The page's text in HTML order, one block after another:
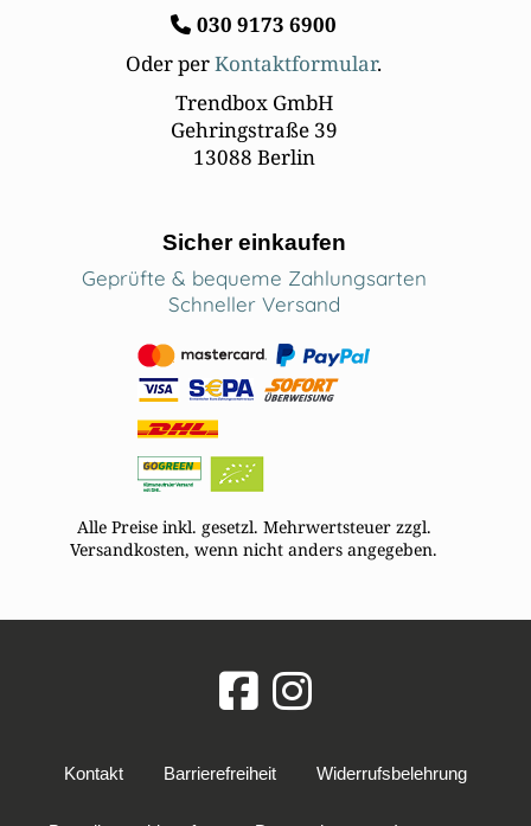
030 9173 6900
Oder perKontaktformular.
Trendbox GmbH
Gehringstraße 39
13088 Berlin
Sicher einkaufen
Geprüfte & bequeme Zahlungsarten
Schneller Versand
Alle Preise inkl. gesetzl. Mehrwertsteuer zzgl.
Versandkosten, wenn nicht anders angegeben.
Kontakt Barrierefreiheit Widerrufsbelehrung